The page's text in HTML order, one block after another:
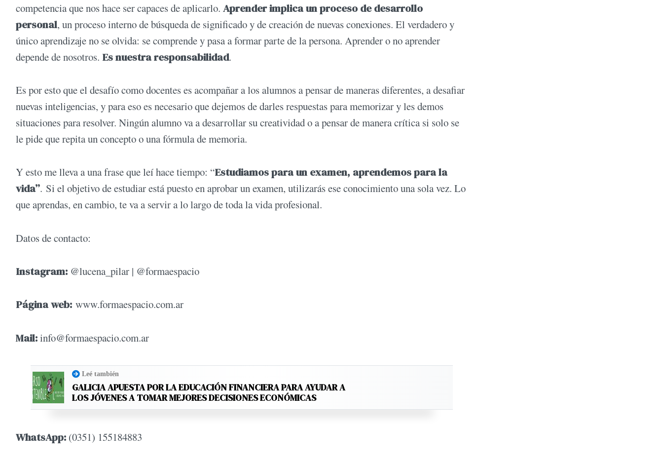
competencia que nos hace ser capaces de aplicarlo. Aprender implica un proceso de desarrollo
personal, un proceso interno de búsqueda de significado y de creación de nuevas conexiones. El verdadero y
único aprendizaje no se olvida: se comprende y pasa a formar parte de la persona. Aprender o no aprender
depende de nosotros. Es nuestra responsabilidad.
Es por esto que el desafío como docentes es acompañar a los alumnos a pensar de maneras diferentes, a desafiar
nuevas inteligencias, y para eso es necesario que dejemos de darles respuestas para memorizar y les demos
situaciones para resolver. Ningún alumno va a desarrollar su creatividad o a pensar de manera crítica si solo se
le pide que repita un concepto o una fórmula de memoria.
Y esto me lleva a una frase que leí hace tiempo: “Estudiamos para un examen, aprendemos para la
vida”. Si el objetivo de estudiar está puesto en aprobar un examen, utilizarás ese conocimiento una sola vez. Lo
que aprendas, en cambio, te va a servir a lo largo de toda la vida profesional.
Datos de contacto:
Instagram: @lucena_pilar | @formaespacio
Página web: www.formaespacio.com.ar
Mail:info@formaespacio.com.ar
Leé también
GALICIA APUESTA POR LA EDUCACIÓN FINANCIERA PARA AYUDAR A
LOS JÓVENES A TOMAR MEJORES DECISIONES ECONÓMICAS
WhatsApp: (0351) 155184883